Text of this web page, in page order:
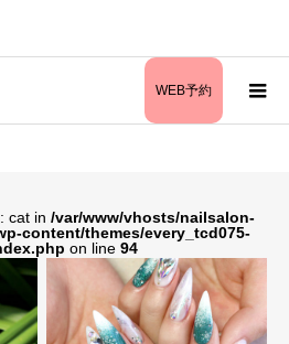
WEB予約
cat in /var/www/vhosts/nailsalon-
content/themes/every_tcd075-
on line 94